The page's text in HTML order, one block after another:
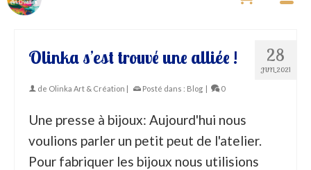
28
JUIL 2021
Olinka s’est trouvé une alliée !
de Olinka Art & Création | Posté dans : Blog | 0
Une presse à bijoux: Aujourd'hui nous
voulions parler un petit peut de l'atelier.
Pour fabriquer les bijoux nous utilisions